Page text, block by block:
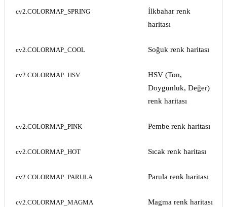
cv2.COLORMAP_SPRING
İlkbahar renk
haritası
cv2.COLORMAP_COOL Soğuk renk haritası
cv2.COLORMAP_HSV
HSV (Ton,
Doygunluk, Değer)
renk haritası
cv2.COLORMAP_PINK Pembe renk haritası
cv2.COLORMAP_HOT Sıcak renk haritası
cv2.COLORMAP_PARULA Parula renk haritası
cv2.COLORMAP_MAGMA Magma renk haritası